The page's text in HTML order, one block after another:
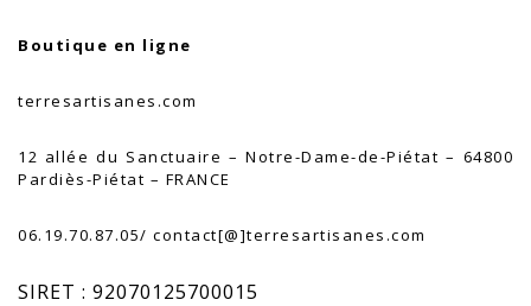
Boutique en ligne
terresartisanes.com
12 allée du Sanctuaire – Notre-Dame-de-Piétat – 64800
Pardiès-Piétat – FRANCE
06.19.70.87.05/ contact[@]terresartisanes.com
SIRET : 92070125700015